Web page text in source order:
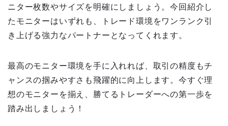
ニター枚数やサイズを明確にしましょう。今回紹介し
たモニターはいずれも、トレード環境をワンランク引
き上げる強力なパートナーとなってくれます。
最高のモニター環境を手に入れれば、取引の精度もチ
ャンスの掴みやすさも飛躍的に向上します。今すぐ理
想のモニターを揃え、勝てるトレーダーへの第一歩を
踏み出しましょう！